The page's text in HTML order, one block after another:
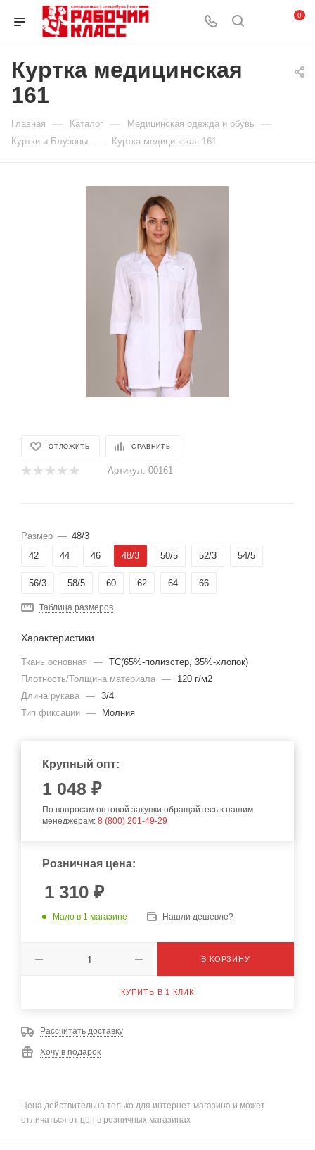
0
Куртка медицинская
161
Главная — Каталог — Медицинская одежда и обувь —
Куртки и Блузоны — Куртка медицинская 161
ОТЛОЖИТЬ СРАВНИТЬ
Артикул: 00161
Размер — 48/3
42
44 46 48/3 50/5 52/3 54/5
56/3 58/5 60 62 64 66
Таблица размеров
Характеристики
Ткань основная — TC(65%-полиэстер, 35%-хлопок)
Плотность/Толщина материала —
120 г/м2
Длина рукава — 3/4
Тип фиксации — Молния
Крупный опт:
1 048 ₽
По вопросам оптовой закупки обращайтесь к нашим
менеджерам: 8 (800) 201-49-29
Розничная цена:
1 310 ₽
Мало в 1 магазине Нашли дешевле?
В КОРЗИНУ
КУПИТЬ В 1 КЛИК
Рассчитать доставку
Хочу в подарок
Цена действительна только для интернет-магазина и может
отличаться от цен в розничных магазинах